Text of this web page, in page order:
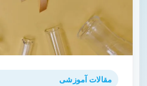
مقالات آموزشی